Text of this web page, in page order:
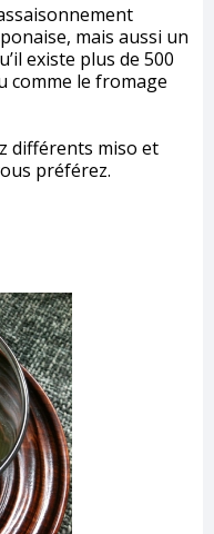
mais aussi un
existe plus de 500
comme le fromage
différents miso et
préférez.